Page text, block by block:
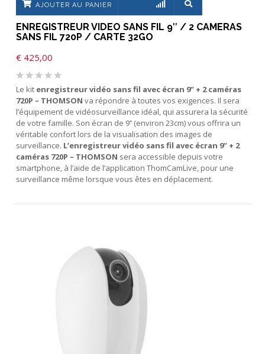
AJOUTER AU PANIER
ENREGISTREUR VIDEO SANS FIL 9″ / 2 CAMERAS
SANS FIL 720P / CARTE 32GO
€ 425,00
Le kit enregistreur vidéo sans fil avec écran 9’’ + 2 caméras
720P – THOMSON va répondre à toutes vos exigences. Il sera
l’équipement de vidéosurveillance idéal, qui assurera la sécurité
de votre famille. Son écran de 9’’ (environ 23cm) vous offrira un
véritable confort lors de la visualisation des images de
surveillance. L’enregistreur vidéo sans fil avec écran 9’’ + 2
caméras 720P – THOMSON sera accessible depuis votre
smartphone, à l’aide de l’application ThomCamLive, pour une
surveillance même lorsque vous êtes en déplacement.